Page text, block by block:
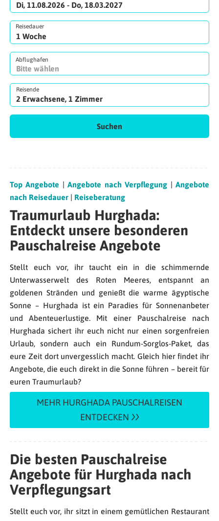
Di, 11.08.2026 - Do, 18.03.2027
Reisedauer
Abflughafen
Reisende
2 Erwachsene, 1 Zimmer
Suchen
Top Angebote |Angebote nach Verpflegung |Angebote
nach Reisedauer
Reiseberatung
Traumurlaub Hurghada:
Entdeckt unsere besonderen
Pauschalreise Angebote
Stellt euch vor, ihr taucht ein in die schimmernde
Unterwasserwelt des Roten Meeres, entspannt an
goldenen Stränden und genießt die warme ägyptische
Sonne – Hurghada ist ein Paradies für Sonnenanbeter
und Abenteuerlustige. Mit einer Pauschalreise nach
Hurghada sichert ihr euch nicht nur einen sorgenfreien
Urlaub, sondern auch ein Rundum-Sorglos-Paket, das
eure Zeit dort unvergesslich macht. Gleich hier findet ihr
Angebote, die euch direkt in die Sonne führen – bereit für
euren Traumurlaub?
MEHR HURGHADA PAUSCHALREISEN
ENTDECKEN
Die besten Pauschalreise
Angebote für Hurghada nach
Verpflegungsart
Stellt euch vor, ihr sitzt in einem gemütlichen Restaurant